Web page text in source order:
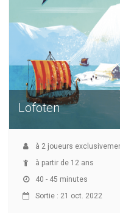
Lofoten
à 2 joueurs
à partir de 12 ans
40 - 45 minutes
Sortie : 21 oct. 2022